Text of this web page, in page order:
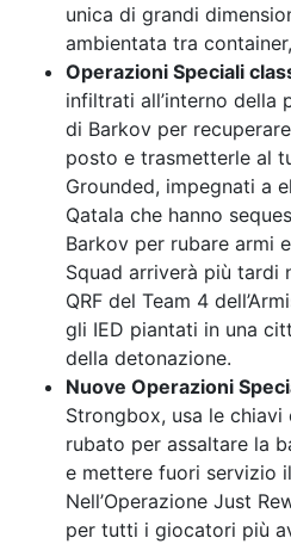
unica di grandi
ambientata tra
Operazioni Speciali
infiltrati all’interno della
di Barkov per
posto e trasmetterle al
Grounded, impegnati a
Qatala che hanno
Barkov per rubare armi
Squad arriverà più tardi
QRF del Team 4
gli IED piantati in una
della detonazione.
Nuove Operazioni
Strongbox, usa le
rubato per assaltare la
e mettere fuori servizio
Nell’Operazione Just
per tutti i giocatori più